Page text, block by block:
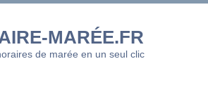
MARÉE.FR
de marée en un seul clic